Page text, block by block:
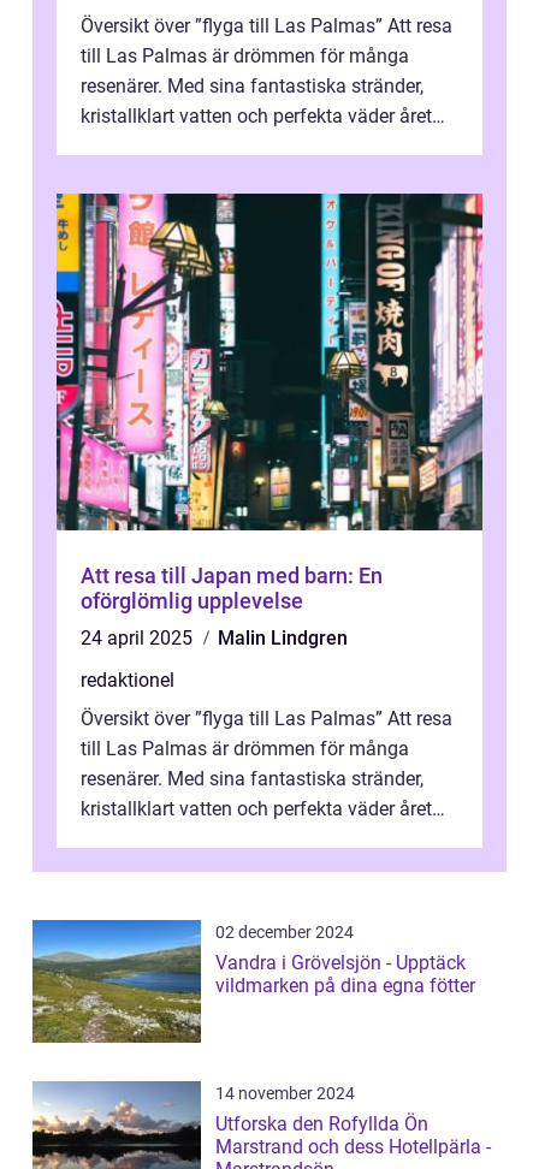
Översikt över ”flyga till Las Palmas” Att resa
till Las Palmas är drömmen för många
resenärer. Med sina fantastiska stränder,
kristallklart vatten och perfekta väder året
Att resa till Japan med barn: En
oförglömlig upplevelse
24 april 2025
Malin Lindgren
redaktionel
Översikt över ”flyga till Las Palmas” Att resa
till Las Palmas är drömmen för många
resenärer. Med sina fantastiska stränder,
kristallklart vatten och perfekta väder året
02 december 2024
Vandra i Grövelsjön - Upptäck
vildmarken på dina egna fötter
14 november 2024
Utforska den Rofyllda Ön
Marstrand och dess Hotellpärla -